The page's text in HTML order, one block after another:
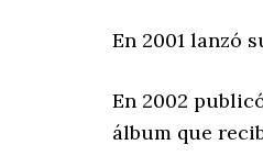
En 2001 lanzó
En 2002
álbum que